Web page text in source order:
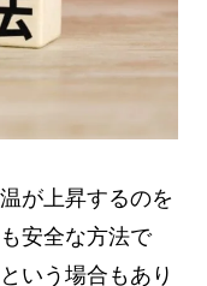
が上昇するのを
安全な方法で
いう場合もあり